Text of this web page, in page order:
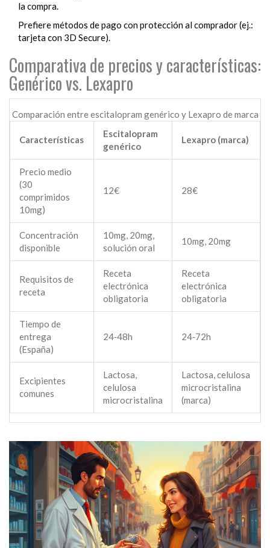
la compra.
Prefiere métodos de pago con protección al comprador (ej.:
tarjeta con 3D Secure).
Comparativa de precios y características:
Genérico vs. Lexapro
Comparación entre escitalopram genérico y Lexapro de marca
Características
Escitalopram
genérico
Lexapro (marca)
Precio medio
(30
comprimidos
10mg)
12€ 28€
Concentración
disponible
10mg, 20mg,
solución oral
10mg, 20mg
Requisitos de
receta
Receta
electrónica
obligatoria
Receta
electrónica
obligatoria
Tiempo de
entrega
(España)
24‑48h 24‑72h
Excipientes
comunes
Lactosa,
celulosa
microcristalina
Lactosa, celulosa
microcristalina
(marca)